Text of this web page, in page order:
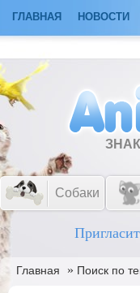
ГЛАВНАЯ НОВОСТИ
Собаки
Главная » Поиск по